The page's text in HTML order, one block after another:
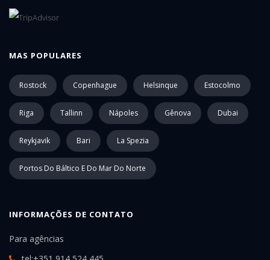
MAS POPULARES
Rostock Copenhague Helsinque Estocolmo
Riga Tallinn Nápoles Gênova Dubai
Reykjavik Bari La Spezia
Portos Do Báltico E Do Mar Do Norte
INFORMAÇÕES DE CONTATO
Para agências